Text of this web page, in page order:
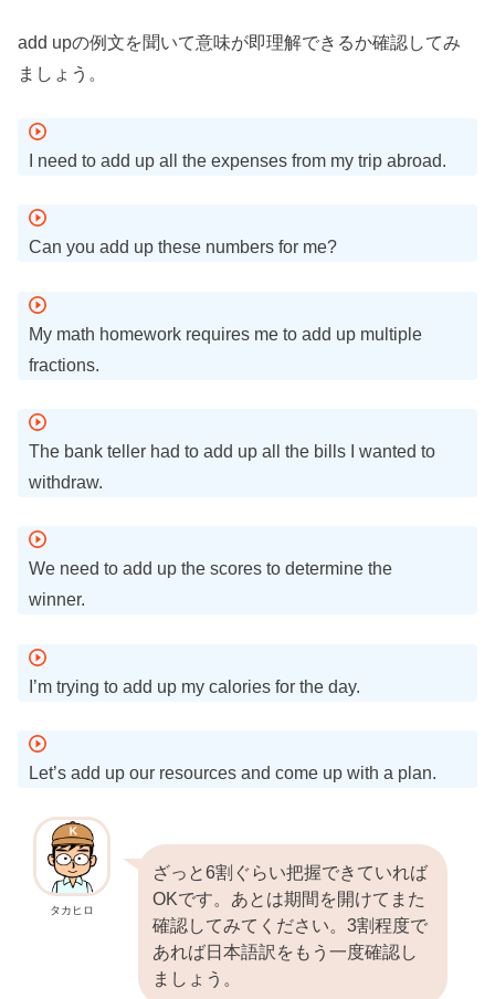
add upの例文を聞いて意味が即理解できるか確認してみ
ましょう。
I need to add up all the expenses from my trip abroad.
Can you add up these numbers for me?
My math homework requires me to add up multiple
fractions.
The bank teller had to add up all the bills I wanted to
withdraw.
We need to add up the scores to determine the
winner.
I’m trying to add up my calories for the day.
Let’s add up our resources and come up with a plan.
タカヒロ
ざっと6割ぐらい把握できていれば
OKです。あとは期間を開けてまた
確認してみてください。3割程度で
あれば日本語訳をもう一度確認し
ましょう。